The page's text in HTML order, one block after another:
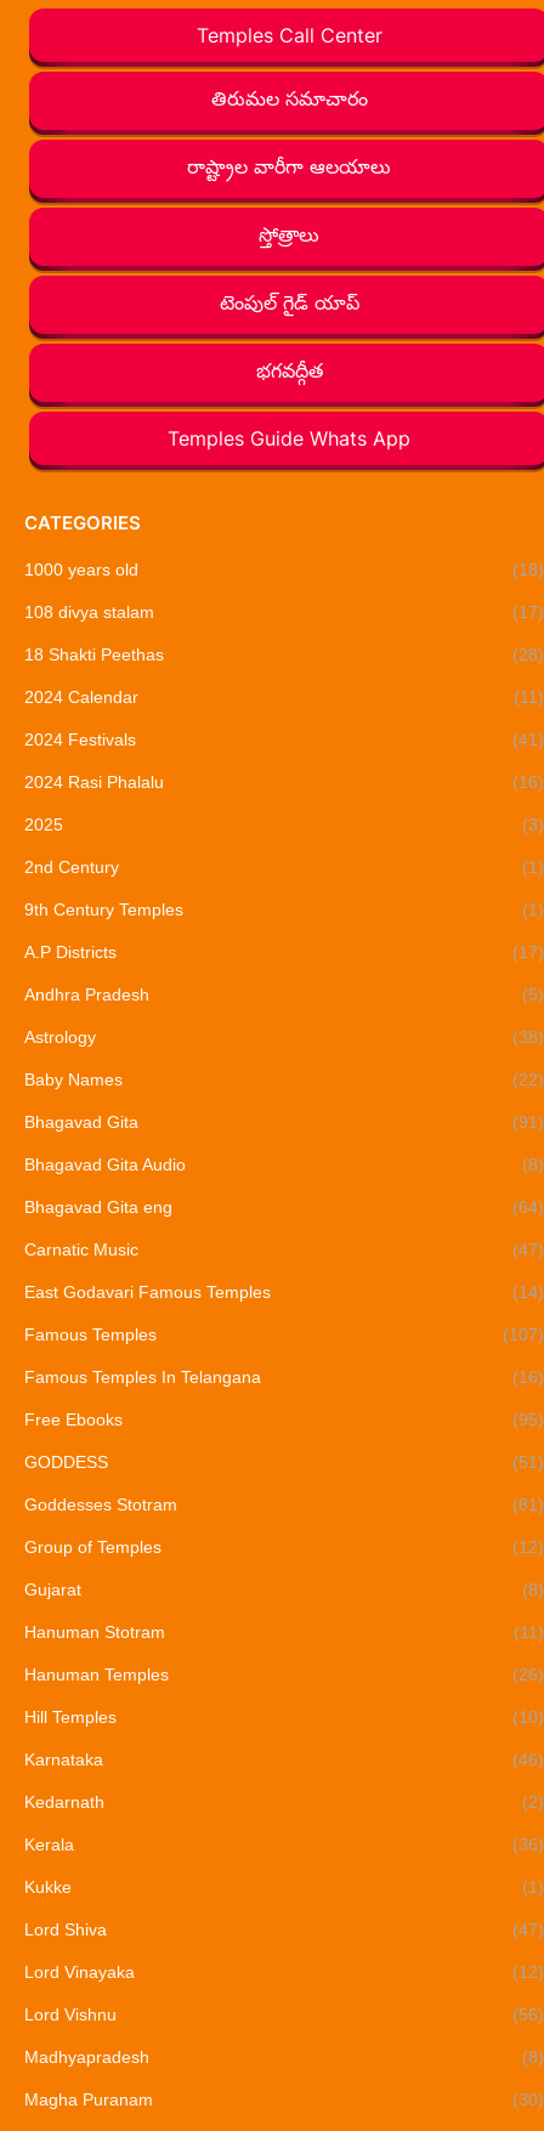
Temples Call Center
తిరుమల సమాచారం
రాష్ట్రాల వారీగా ఆలయాలు
స్తోత్రాలు
టెంపుల్ గైడ్ యాప్
భగవద్గీత
Temples Guide Whats App
CATEGORIES
1000 years old (18)
108 divya stalam (17)
18 Shakti Peethas (28)
2024 Calendar (11)
2024 Festivals (41)
2024 Rasi Phalalu (16)
2025 (3)
2nd Century (1)
9th Century Temples (1)
A.P Districts (17)
Andhra Pradesh (5)
Astrology (38)
Baby Names (22)
Bhagavad Gita (91)
Bhagavad Gita Audio (8)
Bhagavad Gita eng (64)
Carnatic Music (47)
East Godavari Famous Temples (14)
Famous Temples (107)
Famous Temples In Telangana (16)
Free Ebooks (95)
GODDESS (51)
Goddesses Stotram (81)
Group of Temples (12)
Gujarat (8)
Hanuman Stotram (11)
Hanuman Temples (26)
Hill Temples (10)
Karnataka (46)
Kedarnath (2)
Kerala (36)
Kukke (1)
Lord Shiva (47)
Lord Vinayaka (12)
Lord Vishnu (56)
Madhyapradesh (8)
Magha Puranam (30)